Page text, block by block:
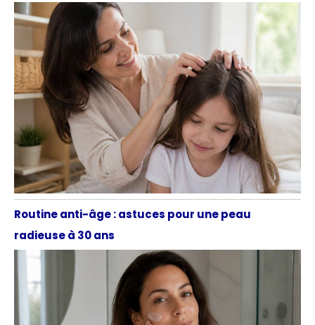
Routine anti-âge : astuces pour une peau
radieuse à 30 ans